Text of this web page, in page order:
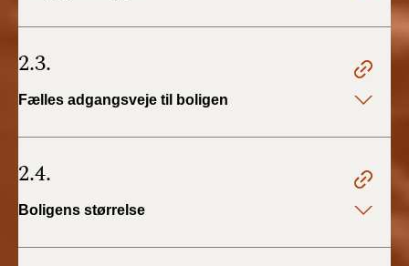
2.3.
Fælles adgangsveje til boligen
2.4.
Boligens størrelse